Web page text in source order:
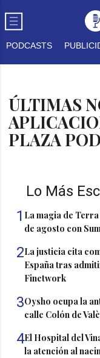
PODCASTS
ÚLTIMAS
PLAZA
Lo Más
1 La magia de
de agosto con
2La justicia cita
España tras
Finetwork
3Oysho ocupa la
calle Colón de
4El Hospital del
la atención al